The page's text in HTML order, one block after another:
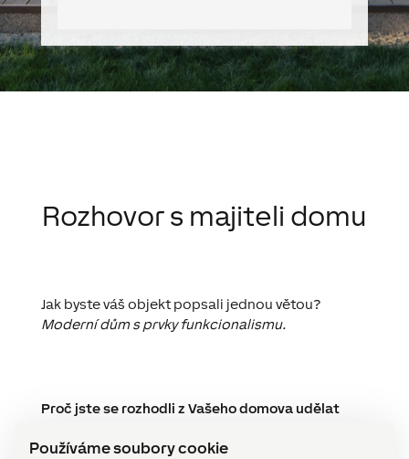
Používáme soubory cookie
Rozhovor s majiteli domu
Jak byste váš objekt popsali jednou větou?
Moderní dům s prvky funkcionalismu.
Proč jste se rozhodli z Vašeho domova udělat
problematika bydlení, která Vás k té myšlence